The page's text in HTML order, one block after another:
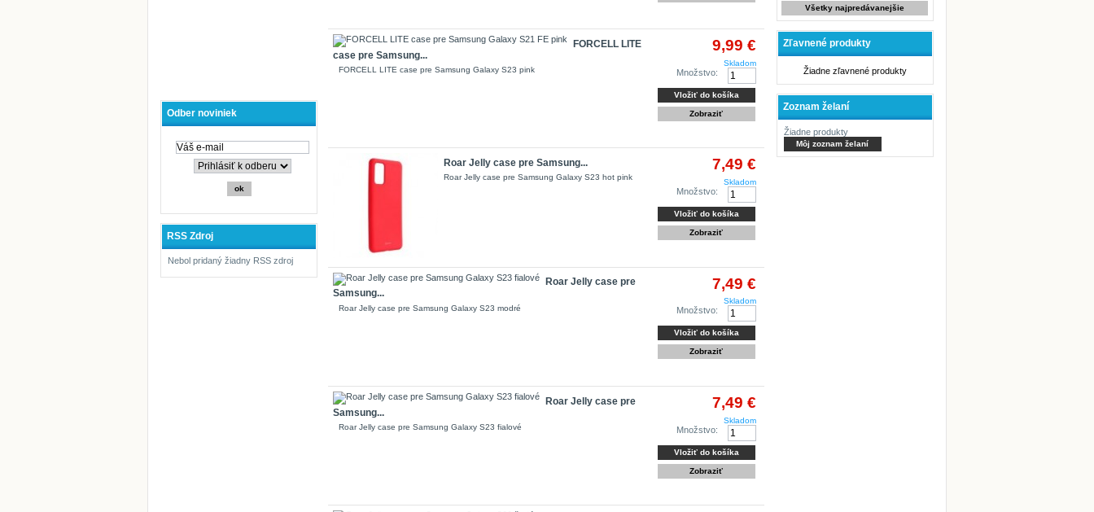
Odber noviniek
RSS Zdroj
Nebol pridaný žiadny RSS zdroj
FORCELL LITE
case pre Samsung...
FORCELL LITE case pre Samsung Galaxy S23 pink
9,99 €
Skladom
Množstvo:
Vložiť do košíka
Zobraziť
Roar Jelly case pre Samsung...
Roar Jelly case pre Samsung Galaxy S23 hot pink
7,49 €
Skladom
Množstvo:
Vložiť do košíka
Zobraziť
Roar Jelly case pre
Samsung...
Roar Jelly case pre Samsung Galaxy S23 modré
7,49 €
Skladom
Množstvo:
Vložiť do košíka
Zobraziť
Roar Jelly case pre
Samsung...
Roar Jelly case pre Samsung Galaxy S23 fialové
7,49 €
Skladom
Množstvo:
Vložiť do košíka
Zobraziť
Všetky najpredávanejšie
Zľavnené produkty
Žiadne zľavnené produkty
Zoznam želaní
Žiadne produkty
Môj zoznam želaní